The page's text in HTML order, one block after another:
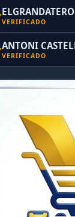
VERIFICADO
ANTONI
VERIFICADO